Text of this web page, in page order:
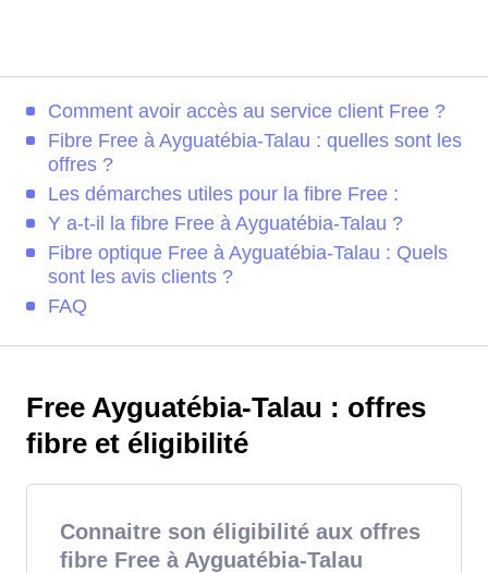
Comment avoir accès au service client Free ?
Fibre Free à Ayguatébia-Talau : quelles sont les
offres ?
Les démarches utiles pour la fibre Free :
Y a-t-il la fibre Free à Ayguatébia-Talau ?
Fibre optique Free à Ayguatébia-Talau : Quels
sont les avis clients ?
FAQ
Free Ayguatébia-Talau : offres
fibre et éligibilité
Connaitre son éligibilité aux offres
fibre Free à Ayguatébia-Talau